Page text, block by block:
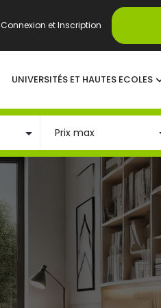
Connexion et Inscription
UNIVERSITÉS ET HAUTES ECOLES